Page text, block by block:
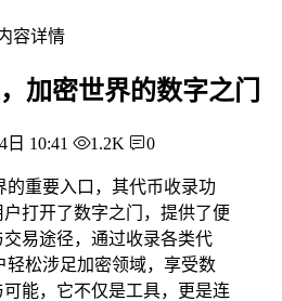
容详情
加密世界的数字之门
日 10:41 1.2K 0
的重要入口，其代币收录功
打开了数字之门，提供了便
易途径，通过收录各类代
轻松涉足加密领域，享受数
能，它不仅是工具，更是连